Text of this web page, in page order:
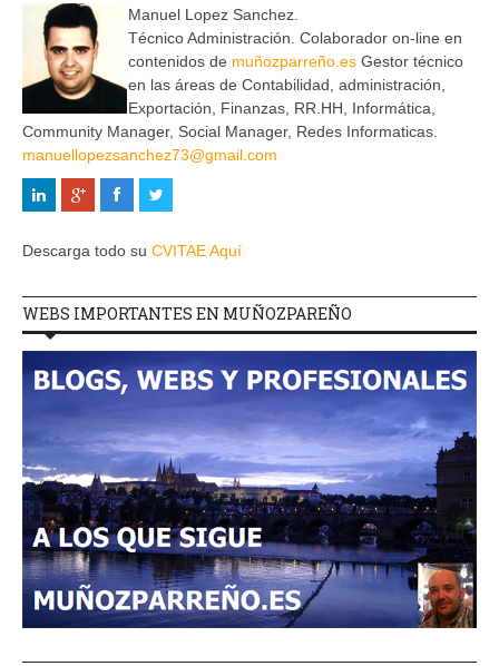
Manuel Lopez Sanchez.
Técnico Administración. Colaborador on-line en
contenidos de muñozparreño.es Gestor técnico
en las áreas de Contabilidad, administración,
Exportación, Finanzas, RR.HH, Informática,
Community Manager, Social Manager, Redes Informaticas.
manuellopezsanchez73@gmail.com
Descarga todo su CVITAE Aquí
WEBS IMPORTANTES EN MUÑOZPAREÑO